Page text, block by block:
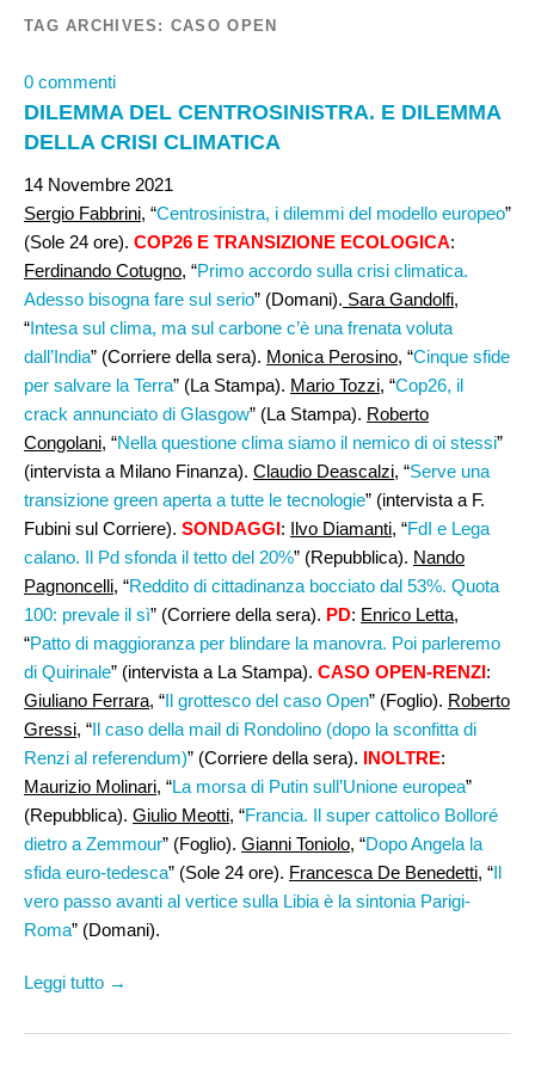
TAG ARCHIVES: CASO OPEN
0 commenti
DILEMMA DEL CENTROSINISTRA. E DILEMMA
DELLA CRISI CLIMATICA
14 Novembre 2021
Sergio Fabbrini, “Centrosinistra, i dilemmi del modello europeo”
(Sole 24 ore). COP26 E TRANSIZIONE ECOLOGICA:
Ferdinando Cotugno, “Primo accordo sulla crisi climatica.
Adesso bisogna fare sul serio” (Domani). Sara Gandolfi,
“Intesa sul clima, ma sul carbone c’è una frenata voluta
dall’India” (Corriere della sera). Monica Perosino, “Cinque sfide
per salvare la Terra” (La Stampa). Mario Tozzi, “Cop26, il
crack annunciato di Glasgow” (La Stampa). Roberto
Congolani, “Nella questione clima siamo il nemico di oi stessi”
(intervista a Milano Finanza). Claudio Deascalzi, “Serve una
transizione green aperta a tutte le tecnologie” (intervista a F.
Fubini sul Corriere). SONDAGGI: Ilvo Diamanti, “FdI e Lega
calano. Il Pd sfonda il tetto del 20%” (Repubblica). Nando
Pagnoncelli, “Reddito di cittadinanza bocciato dal 53%. Quota
100: prevale il sì” (Corriere della sera). PD: Enrico Letta,
“Patto di maggioranza per blindare la manovra. Poi parleremo
di Quirinale” (intervista a La Stampa). CASO OPEN-RENZI:
Giuliano Ferrara, “Il grottesco del caso Open” (Foglio). Roberto
Gressi, “Il caso della mail di Rondolino (dopo la sconfitta di
Renzi al referendum)” (Corriere della sera). INOLTRE:
Maurizio Molinari, “La morsa di Putin sull’Unione europea”
(Repubblica). Giulio Meotti, “Francia. Il super cattolico Bolloré
dietro a Zemmour” (Foglio). Gianni Toniolo, “Dopo Angela la
sfida euro-tedesca” (Sole 24 ore). Francesca De Benedetti, “Il
vero passo avanti al vertice sulla Libia è la sintonia Parigi-
Roma” (Domani).
Leggi tutto →